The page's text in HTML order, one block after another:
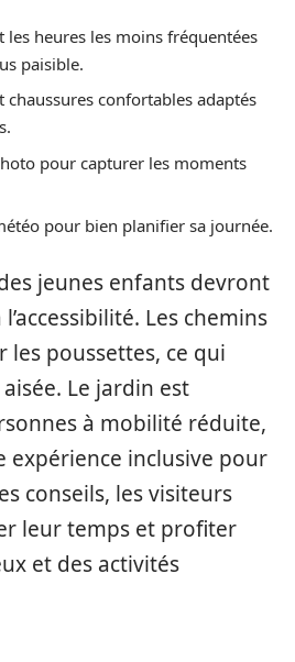
heures les moins fréquentées
paisible.
chaussures confortables adaptés
pour capturer les moments
pour bien planifier sa journée.
jeunes enfants devront
Les chemins
les poussettes, ce qui
Le jardin est
à mobilité réduite,
expérience inclusive pour
conseils, les visiteurs
leur temps et profiter
et des activités